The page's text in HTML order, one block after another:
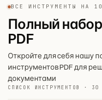
ВСЕ ИНСТРУМЕНТЫ НА
Полный
PDF
Откройте для себя нашу
инструментов PDF для
документами
СПИСОК ИНСТРУМЕНТОВ · 30